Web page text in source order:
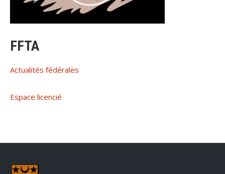
FFTA
Actualités fédérales
Espace licencié